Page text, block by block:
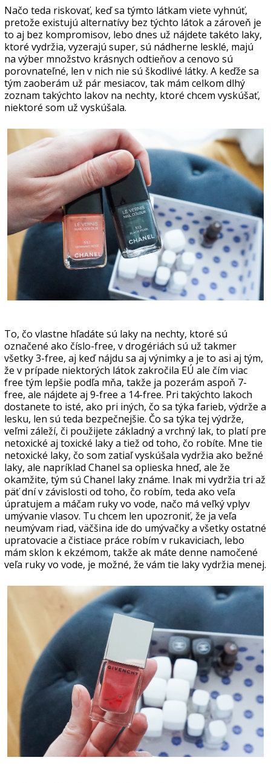
Načo teda riskovať, keď sa týmto látkam viete vyhnúť,
pretože existujú alternatívy bez týchto látok a zároveň je
to aj bez kompromisov, lebo dnes už nájdete takéto laky,
ktoré vydržia, vyzerajú super, sú nádherne lesklé, majú
na výber množstvo krásnych odtieňov a cenovo sú
porovnateľné, len v nich nie sú škodlivé látky. A keďže sa
tým zaoberám už pár mesiacov, tak mám celkom dlhý
zoznam takýchto lakov na nechty, ktoré chcem vyskúšať,
niektoré som už vyskúšala.
To, čo vlastne hľadáte sú laky na nechty, ktoré sú
označené ako číslo-free, v drogériách sú už takmer
všetky 3-free, aj keď nájdu sa aj výnimky a je to asi aj tým,
že v prípade niektorých látok zakročila EÚ ale čím viac
free tým lepšie podľa mňa, takže ja pozerám aspoň 7-
free, ale nájdete aj 9-free a 14-free. Pri takýchto lakoch
dostanete to isté, ako pri iných, čo sa týka farieb, výdrže a
lesku, len sú teda bezpečnejšie. Čo sa týka tej výdrže,
veľmi záleží, či použijete základný a vrchný lak, to platí pre
netoxické aj toxické laky a tiež od toho, čo robíte. Mne tie
netoxické laky, čo som zatiaľ vyskúšala vydržia ako bežné
laky, ale napríklad Chanel sa oplieska hneď, ale že
okamžite, tým sú Chanel laky známe. Inak mi vydržia tri až
päť dní v závislosti od toho, čo robím, teda ako veľa
úpratujem a máčam ruky vo vode, načo má veľký vplyv
umývanie vlasov. Tu chcem len upozroniť, že ja veľa
neumývam riad, väčšina ide do umývačky a všetky ostatné
upratovacie a čistiace práce robím v rukaviciach, lebo
mám sklon k ekzémom, takže ak máte denne namočené
veľa ruky vo vode, je možné, že vám tie laky vydržia menej.